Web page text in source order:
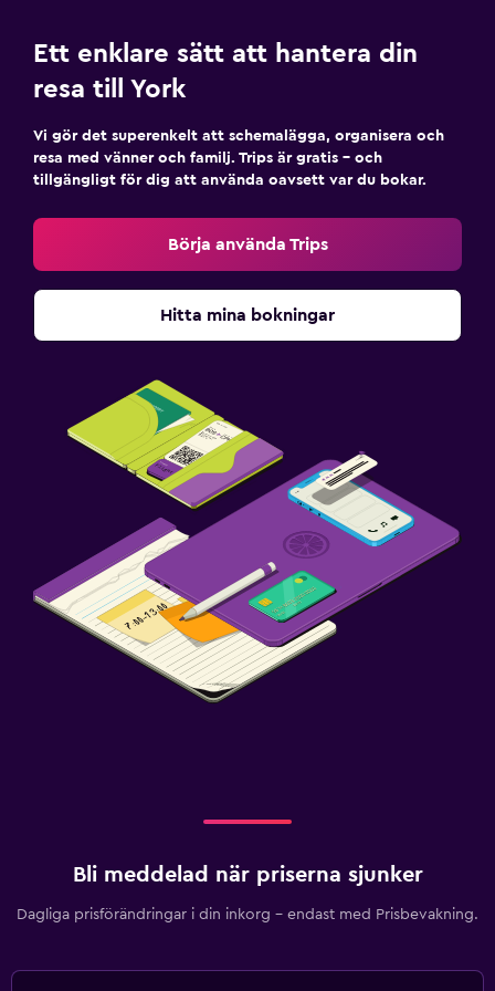
Ett enklare sätt att hantera din
resa till York
Vi gör det superenkelt att schemalägga, organisera och
resa med vänner och familj. Trips är gratis – och
tillgängligt för dig att använda oavsett var du bokar.
Börja använda Trips
Hitta mina bokningar
Bli meddelad när priserna sjunker
Dagliga prisförändringar i din inkorg – endast med Prisbevakning.